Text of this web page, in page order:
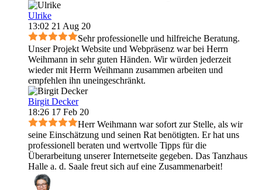
Ulrike
13:02 21 Aug 20
Sehr professionelle und hilfreiche Beratung.
Unser Projekt Website und Webpräsenz war bei Herrn
Weihmann in sehr guten Händen. Wir würden jederzeit
wieder mit Herrn Weihmann zusammen arbeiten und
empfehlen ihn uneingeschränkt.
Birgit Decker
18:26 17 Feb 20
Herr Weihmann war sofort zur Stelle, als wir
seine Einschätzung und seinen Rat benötigten. Er hat uns
professionell beraten und wertvolle Tipps für die
Überarbeitung unserer Internetseite gegeben. Das Tanzhaus
Halle a. d. Saale freut sich auf eine Zusammenarbeit!